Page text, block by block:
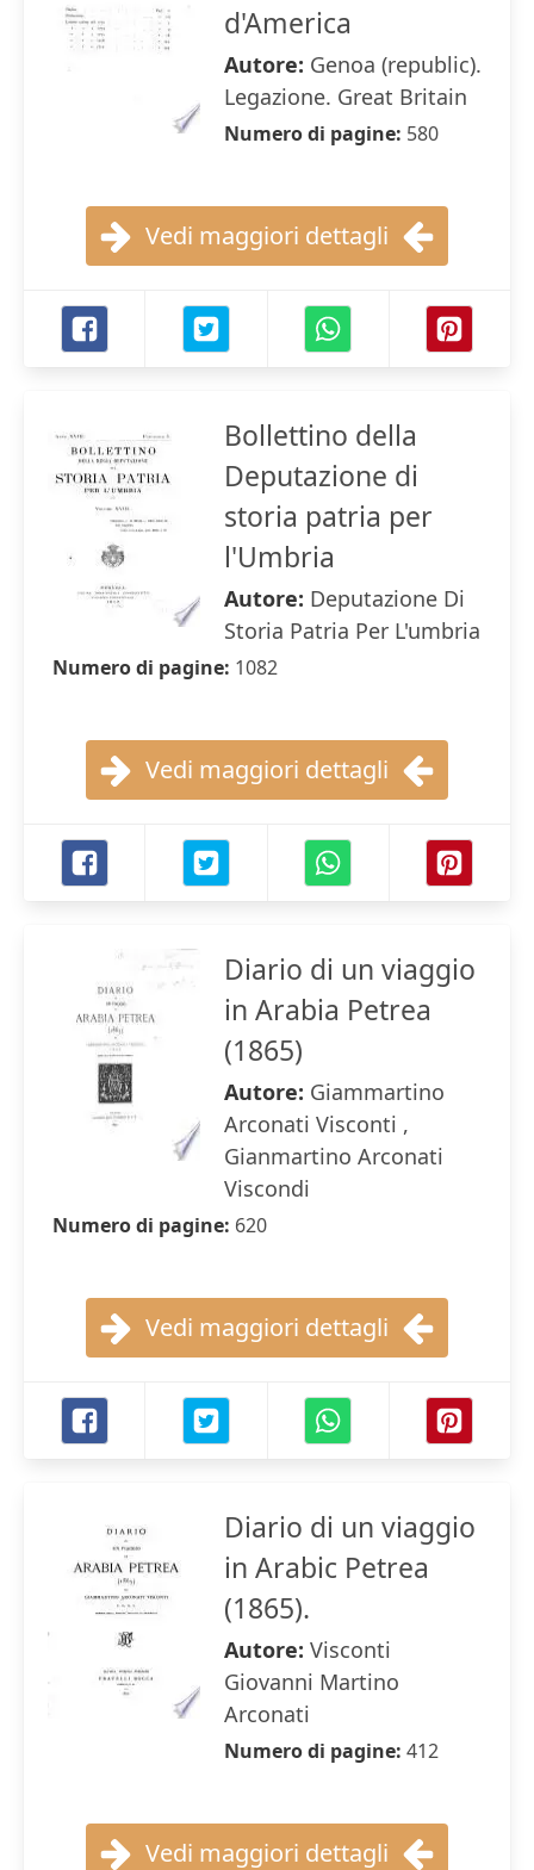
d'America
Autore: Genoa (republic).
Legazione. Great Britain
Numero di pagine: 580
Vedi maggiori dettagli
Bollettino della
Deputazione di
storia patria per
l'Umbria
Autore: Deputazione Di
Storia Patria Per L'umbria
Numero di pagine: 1082
Vedi maggiori dettagli
Diario di un viaggio
in Arabia Petrea
(1865)
Autore: Giammartino
Arconati Visconti ,
Gianmartino Arconati
Viscondi
Numero di pagine: 620
Vedi maggiori dettagli
Diario di un viaggio
in Arabic Petrea
(1865).
Autore: Visconti
Giovanni Martino
Arconati
Numero di pagine: 412
Vedi maggiori dettagli